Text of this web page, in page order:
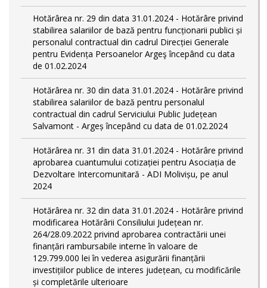
Hotărârea nr. 29 din data 31.01.2024 - Hotărâre privind
stabilirea salariilor de bază pentru funcționarii publici și
personalul contractual din cadrul Direcției Generale
pentru Evidența Persoanelor Argeş începând cu data
de 01.02.2024
Hotărârea nr. 30 din data 31.01.2024 - Hotărâre privind
stabilirea salariilor de bază pentru personalul
contractual din cadrul Serviciului Public Județean
Salvamont - Argeș începând cu data de 01.02.2024
Hotărârea nr. 31 din data 31.01.2024 - Hotărâre privind
aprobarea cuantumului cotizației pentru Asociația de
Dezvoltare Intercomunitară - ADI Molivișu, pe anul
2024
Hotărârea nr. 32 din data 31.01.2024 - Hotărâre privind
modificarea Hotărârii Consiliului Județean nr.
264/28.09.2022 privind aprobarea contractării unei
finanțări rambursabile interne în valoare de
129.799.000 lei în vederea asigurării finanțării
investițiilor publice de interes județean, cu modificările
și completările ulterioare